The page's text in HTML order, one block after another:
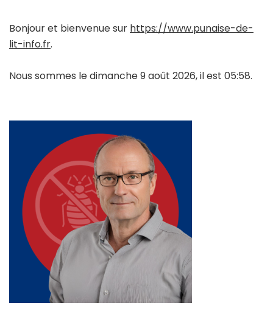
Bonjour et bienvenue sur https://www.punaise-de-
lit-info.fr.
Nous sommes le dimanche 9 août 2026, il est 05:58.